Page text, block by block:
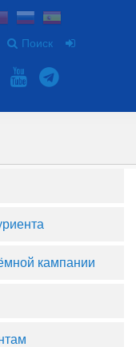
Поиск
кампании